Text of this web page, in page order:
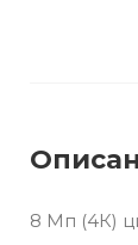
8 Мп (4К)